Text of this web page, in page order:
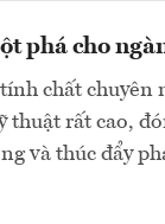
phá cho
chất chuyên
thuật rất cao,
và thúc đẩy